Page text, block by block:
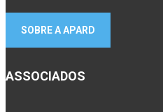
SOBRE A APARD
ASSOCIADOS